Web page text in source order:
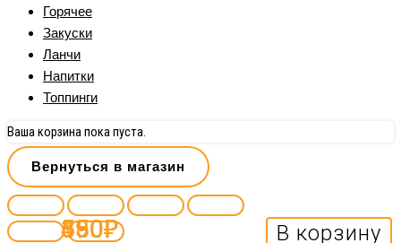
580₽ В корзину
650₽ В корзину
450₽ В корзину
390₽ В корзину
Горячее
Закуски
Ланчи
Напитки
Топпинги
Ваша корзина пока пуста.
Вернуться в магазин